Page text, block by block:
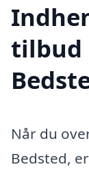
tilbud
Når du
Bedsted,